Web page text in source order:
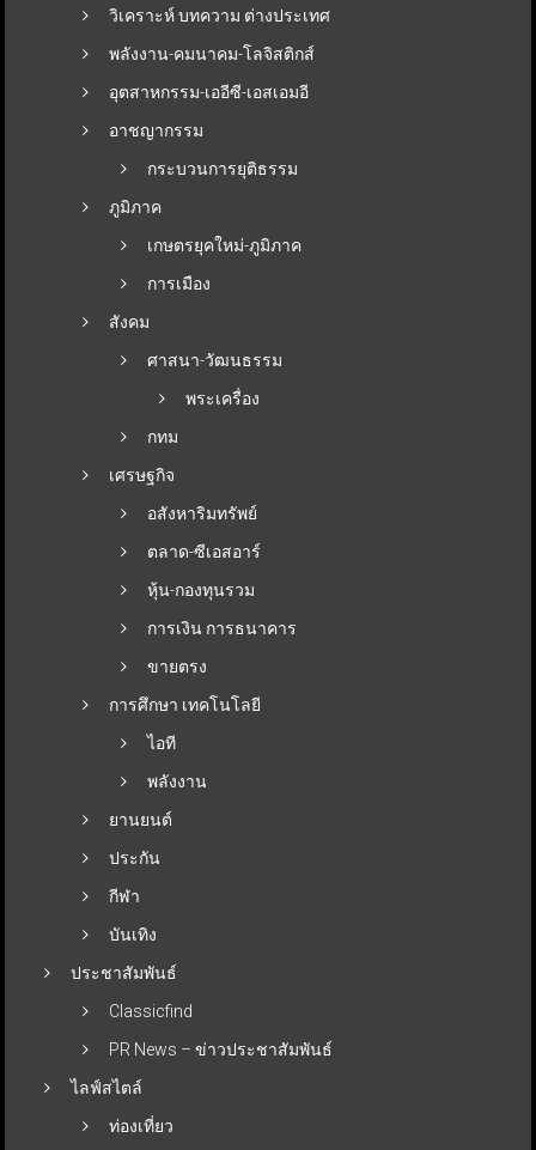
วิเคราะห์ บทความ ต่างประเทศ
พลังงาน-คมนาคม-โลจิสติกส์
อุตสาหกรรม-เออีซี-เอสเอมอี
อาชญากรรม
กระบวนการยุติธรรม
ภูมิภาค
เกษตรยุคใหม่-ภูมิภาค
การเมือง
สังคม
ศาสนา-วัฒนธรรม
พระเครื่อง
กทม
เศรษฐกิจ
อสังหาริมทรัพย์
ตลาด-ซีเอสอาร์
หุ้น-กองทุนรวม
การเงิน การธนาคาร
ขายตรง
การศึกษา เทคโนโลยี
ไอที
พลังงาน
ยานยนต์
ประกัน
กีฬา
บันเทิง
ประชาสัมพันธ์
Classicfind
PR News – ข่าวประชาสัมพันธ์
ไลฟ์สไตล์
ท่องเที่ยว